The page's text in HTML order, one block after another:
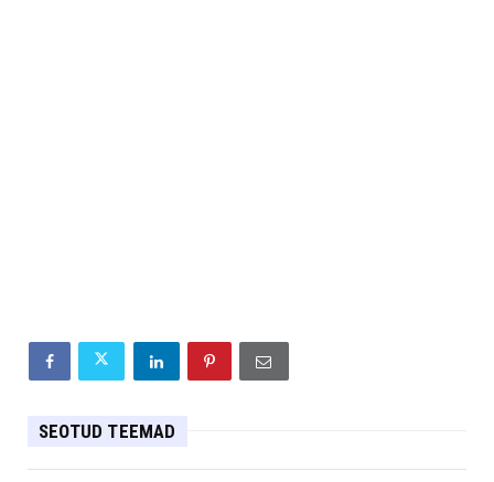
SEOTUD TEEMAD